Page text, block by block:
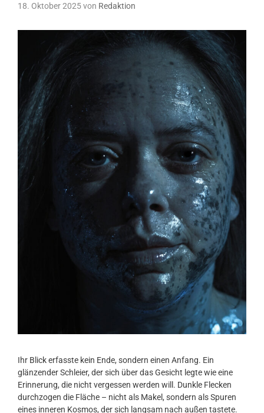
18. Oktober 2025von Redaktion
Ihr Blick erfasste kein Ende, sondern einen Anfang. Ein
glänzender Schleier, der sich über das Gesicht legte wie eine
Erinnerung, die nicht vergessen werden will. Dunkle Flecken
durchzogen die Fläche – nicht als Makel, sondern als Spuren
eines inneren Kosmos, der sich langsam nach außen tastete.